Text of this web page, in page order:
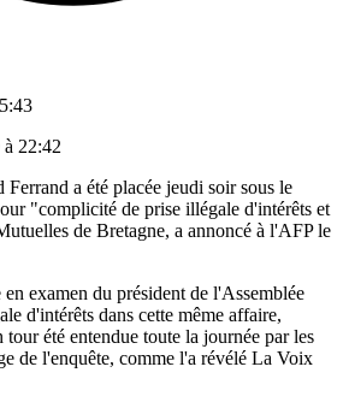
22:42
a été placée jeudi soir sous le
"complicité de prise illégale d'intérêts et
de Bretagne, a annoncé à l'AFP le
examen du président de l'Assemblée
d'intérêts dans cette même affaire,
tour été entendue toute la journée par les
de l'enquête, comme l'a révélé La Voix